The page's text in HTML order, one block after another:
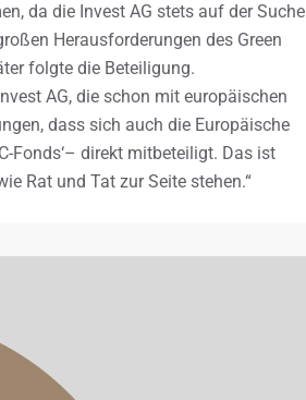
da die Invest AG stets auf der Suche
Herausforderungen des Green
folgte die Beteiligung.
AG, die schon mit europäischen
dass sich auch die Europäische
Fonds‘– direkt mitbeteiligt. Das ist
Rat und Tat zur Seite stehen.“